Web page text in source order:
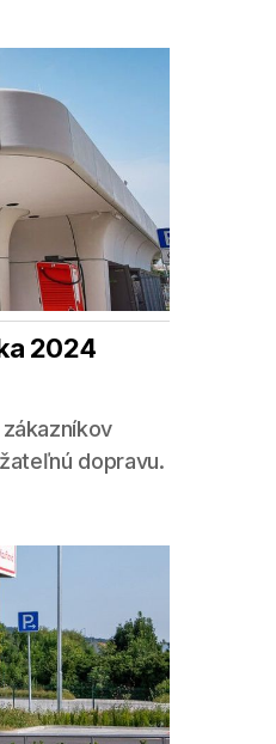
2024
dopravu.